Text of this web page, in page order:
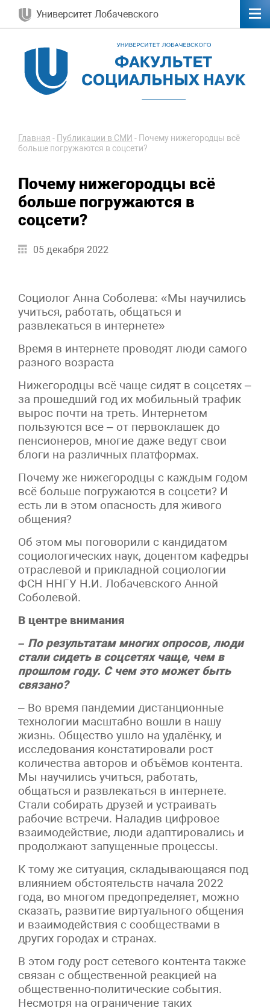
Университет Лобачевского
Главная - Публикации в СМИ - Почему нижегородцы всё
больше погружаются в соцсети?
Почему нижегородцы всё
больше погружаются в
соцсети?
05 декабря 2022
Социолог Анна Соболева: «Мы научились
учиться, работать, общаться и
развлекаться в интернете»
Время в интернете проводят люди самого
разного возраста
Нижегородцы всё чаще сидят в соцсетях –
за прошедший год их мобильный трафик
вырос почти на треть. Интернетом
пользуются все – от первоклашек до
пенсионеров, многие даже ведут свои
блоги на различных платформах.
Почему же нижегородцы с каждым годом
всё больше погружаются в соцсети? И
есть ли в этом опасность для живого
общения?
Об этом мы поговорили с кандидатом
социологических наук, доцентом кафедры
отраслевой и прикладной социологии
ФСН ННГУ Н.И. Лобачевского Анной
Соболевой.
В центре внимания
– По результатам многих опросов, люди
стали сидеть в соцсетях чаще, чем в
прошлом году. С чем это может быть
связано?
– Во время пандемии дистанционные
технологии масштабно вошли в нашу
жизнь. Общество ушло на удалёнку, и
исследования констатировали рост
количества авторов и объёмов контента.
Мы научились учиться, работать,
общаться и развлекаться в интернете.
Стали собирать друзей и устраивать
рабочие встречи. Наладив цифровое
взаимодействие, люди адаптировались и
продолжают запущенные процессы.
К тому же ситуация, складывающаяся под
влиянием обстоятельств начала 2022
года, во многом предопределяет, можно
сказать, развитие виртуального общения
и взаимодействия с сообществами в
других городах и странах.
В этом году рост сетевого контента также
связан с общественной реакцией на
общественно-политические события.
Несмотря на ограничение таких